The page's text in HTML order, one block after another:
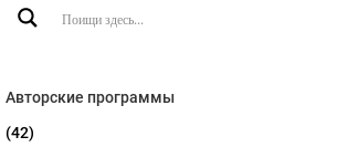
Авторские программы
(42)